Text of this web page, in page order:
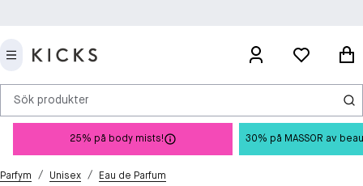
Sök produkter
25% på body mists! 30% på MASSOR av
Parfym / Unisex / Eau de Parfum